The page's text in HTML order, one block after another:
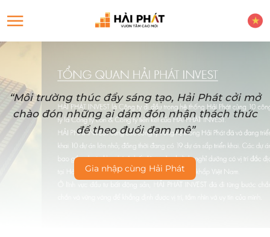
“Môi trường thúc đẩy sáng tạo, Hải Phát cởi mở
chào đón những ai dám đón nhận thách thức
để theo đuổi đam mê”
Gia nhập cùng Hải Phát